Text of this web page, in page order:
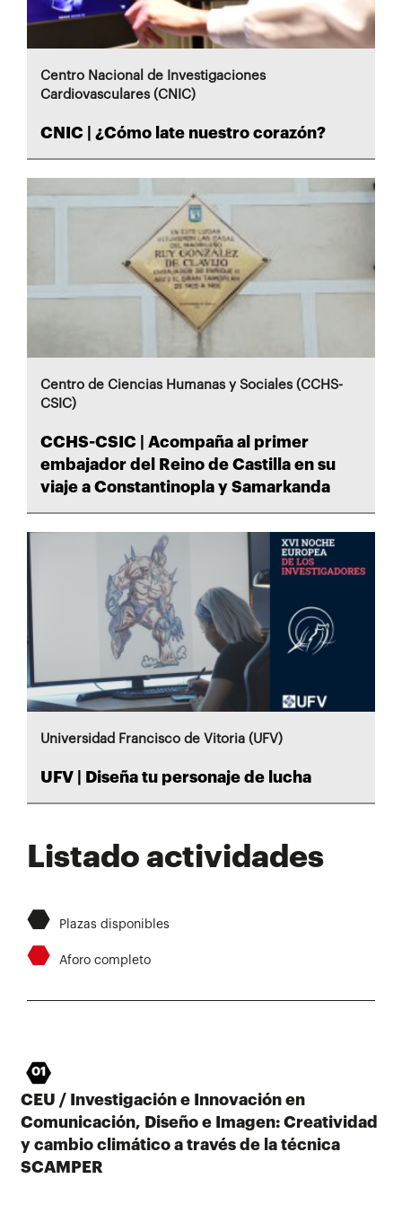
Centro Nacional de Investigaciones
Cardiovasculares (CNIC)
CNIC | ¿Cómo late nuestro corazón?
Centro de Ciencias Humanas y Sociales (CCHS-
CSIC)
CCHS-CSIC | Acompaña al primer
embajador del Reino de Castilla en su
viaje a Constantinopla y Samarkanda
Universidad Francisco de Vitoria (UFV)
UFV | Diseña tu personaje de lucha
Listado actividades
⬣ Plazas disponibles
⬣ Aforo completo
01
CEU / Investigación e Innovación en
Comunicación, Diseño e Imagen: Creatividad
y cambio climático a través de la técnica
SCAMPER